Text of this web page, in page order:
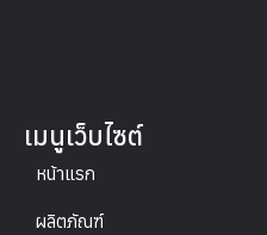
เมนูเว็บไซต์
หน้าแรก
ผลิตภัณฑ์